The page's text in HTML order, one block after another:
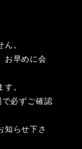
。
お早めに会
。
必ずご確認
知らせ下さ